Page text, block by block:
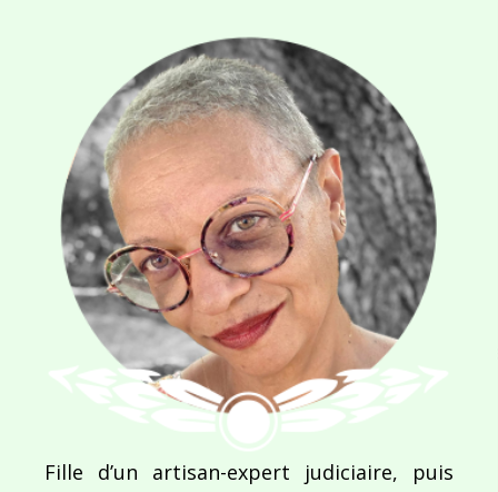
Enregistrer mon nom, mon e-mail et mon site dans le navigateur pour mon prochain commentaire.
Ce site utilise Akismet pour réduire les
commentaires sont traitées.
Fille d’un artisan-expert judiciaire, puis